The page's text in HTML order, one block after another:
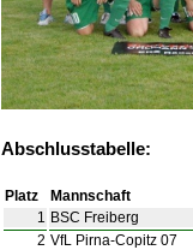
Abschlusstabelle:
Platz
Mannschaft
1 BSC Freiberg
2 VfL Pirna-Copitz 07